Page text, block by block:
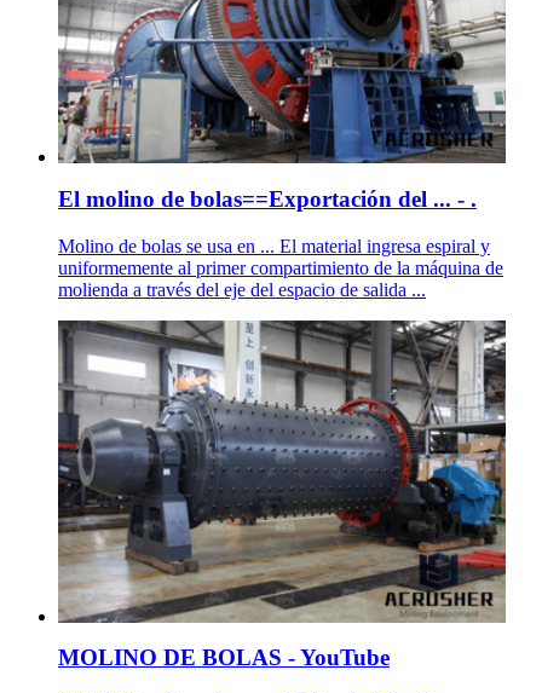
El molino de bolas==Exportación del ... - .
Molino de bolas se usa en ... El material ingresa espiral y
uniformemente al primer compartimiento de la máquina de
molienda a través del eje del espacio de salida ...
MOLINO DE BOLAS - YouTube